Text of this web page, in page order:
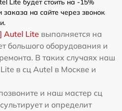
Lite будет стоить на -15%
на сайте через звонок
Autel Lite выполняется на
большого оборудования и
В таких случаях наш
в сц Autel в Москве и
и наш мастер сц
и определит